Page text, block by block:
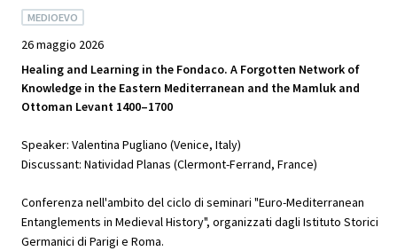
MEDIOEVO
26 maggio 2026
Healing and Learning in the Fondaco. A Forgotten Network of
Knowledge in the Eastern Mediterranean and the Mamluk and
Ottoman Levant 1400–1700
Speaker: Valentina Pugliano (Venice, Italy)
Discussant: Natividad Planas (Clermont-Ferrand, France)
Conferenza nell'ambito del ciclo di seminari "Euro-Mediterranean
Entanglements in Medieval History", organizzati dagli Istituto Storici
Germanici di Parigi e Roma.